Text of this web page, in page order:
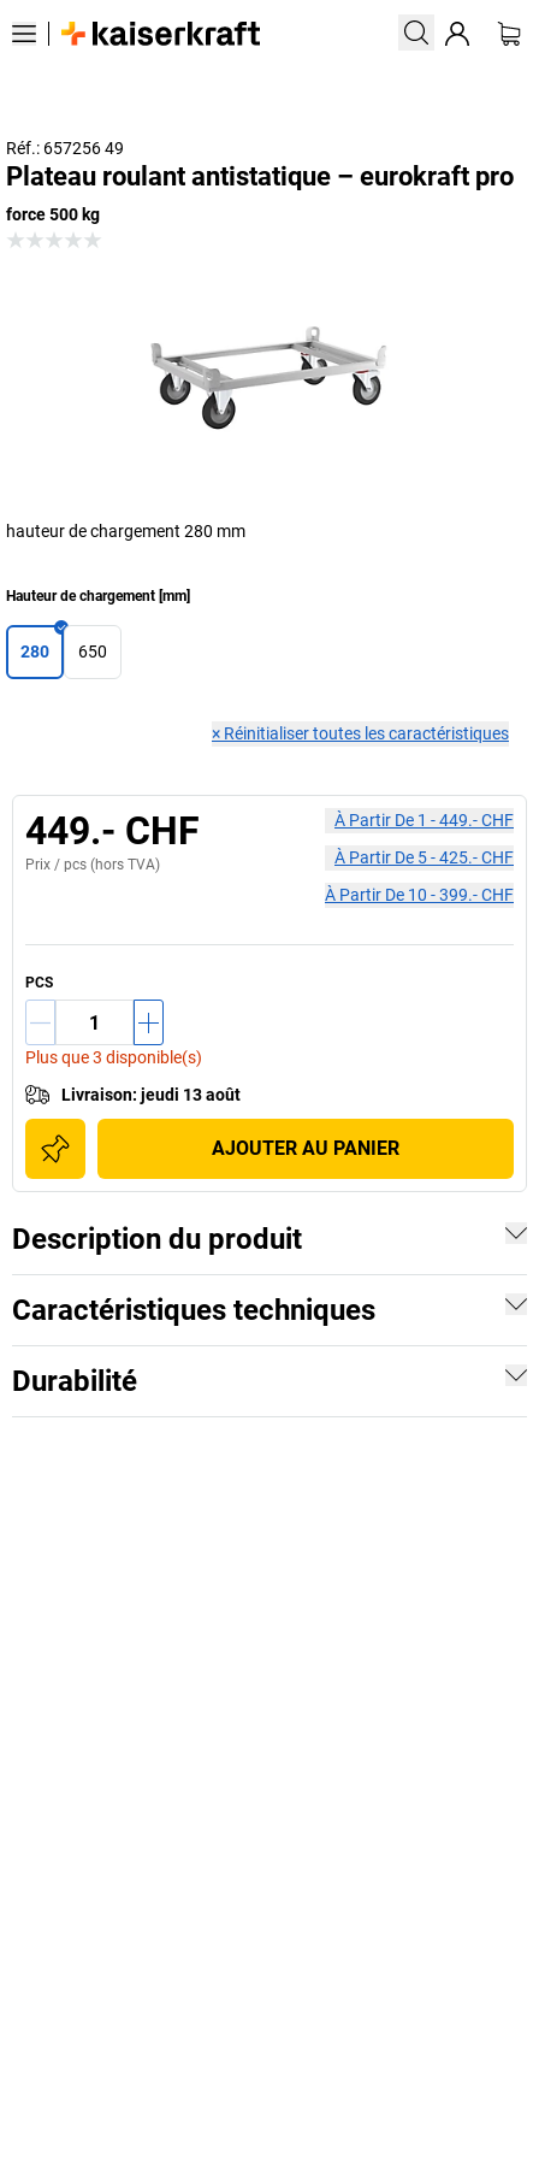
Réf.: 657256 49
Plateau roulant antistatique – eurokraft pro
force 500 kg
hauteur de chargement 280 mm
Hauteur de chargement [mm]
280 650
× Réinitialiser toutes les caractéristiques
449.- CHF
Prix / pcs (hors TVA)
À Partir De 1 -449.- CHF
À Partir De 5-425.- CHF
À Partir De 10 -399.- CHF
PCS
Plus que 3 disponible(s)
Livraison: jeudi 13 août
AJOUTER AU PANIER
Description du produit
Caractéristiques techniques
Durabilité